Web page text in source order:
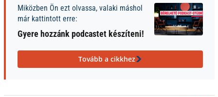
Miközben Ön ezt olvassa, valaki máshol
már kattintott erre:
Gyere hozzánk podcastet készíteni!
Tovább a cikkhez